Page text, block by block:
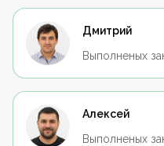
Дмитрий
Выполненых
Алексей
Выполненых